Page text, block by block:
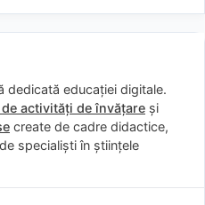
dedicată educației digitale.
activități de învățare și
create de cadre didactice,
specialiști în științele